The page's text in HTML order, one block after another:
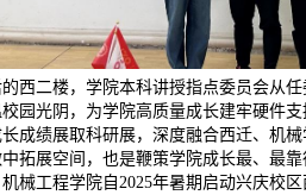
西二楼，学院本科讲授指点委员会从
园光阴，为学院高质量成长建牢硬件
成绩展取科研展，深度融合西迁、机
拓展空间，也是鞭策学院成长最、最
械工程学院自2025年暑期启动兴庆校